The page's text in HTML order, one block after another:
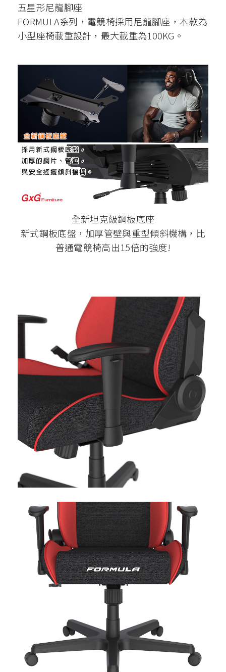
五星形尼龍腳座
FORMULA系列，電競椅採用尼龍腳座，本款為
小型座椅載重設計，最大載重為100KG。
全新坦克級鋼板底座
新式鋼板底盤，加厚管壁與重型傾斜機構，比
普通電競椅高出15倍的強度!